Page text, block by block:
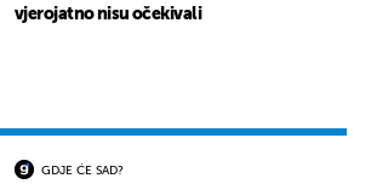
vjerojatno nisu očekivali
GDJE ĆE SAD?